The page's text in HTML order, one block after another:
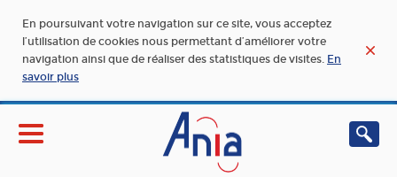
En poursuivant votre navigation sur ce site, vous acceptez
l’utilisation de cookies nous permettant d’améliorer votre
navigation ainsi que de réaliser des statistiques de visites. En
savoir plus